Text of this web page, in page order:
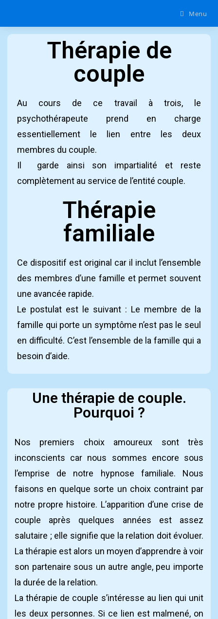
Menu
Thérapie de
couple
Au cours de ce travail à trois, le
psychothérapeute prend en charge
essentiellement le lien entre les deux
membres du couple.
Il garde ainsi son impartialité et reste
complètement au service de l’entité couple.
Thérapie
familiale
Ce dispositif est original car il inclut l’ensemble
des membres d’une famille et permet souvent
une avancée rapide.
Le postulat est le suivant : Le membre de la
famille qui porte un symptôme n’est pas le seul
en difficulté. C’est l’ensemble de la famille qui a
besoin d’aide.
Une thérapie de couple.
Pourquoi ?
Nos premiers choix amoureux sont très
inconscients car nous sommes encore sous
l’emprise de notre hypnose familiale. Nous
faisons en quelque sorte un choix contraint par
notre propre histoire. L’apparition d’une crise de
couple après quelques années est assez
salutaire ; elle signifie que la relation doit évoluer.
La thérapie est alors un moyen d’apprendre à voir
son partenaire sous un autre angle, peu importe
la durée de la relation.
La thérapie de couple s’intéresse au lien qui unit
les deux personnes. Si ce lien est malmené, on